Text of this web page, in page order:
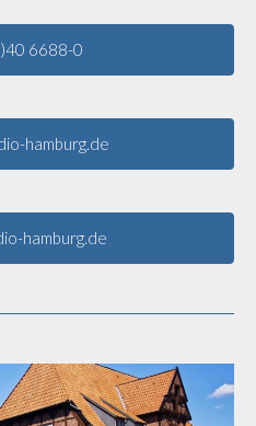
6688-0
hamburg.de
hamburg.de